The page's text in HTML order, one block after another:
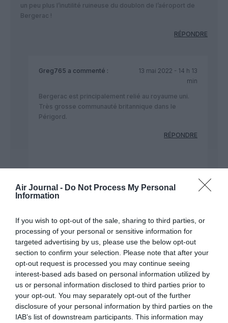
Air Journal - Do Not Process My Personal
Information
If you wish to opt-out of the sale, sharing to third parties, or
processing of your personal or sensitive information for
targeted advertising by us, please use the below opt-out
section to confirm your selection. Please note that after your
opt-out request is processed you may continue seeing
interest-based ads based on personal information utilized by
us or personal information disclosed to third parties prior to
your opt-out. You may separately opt-out of the further
disclosure of your personal information by third parties on the
IAB’s list of downstream participants. This information may
un peu plus l’inutilité ruineuse du doublon de l’aéroport de
Bergerac !
RÉPONDRE
Greg765 a commenté :
13 mai 2022 - 14 h 13
min
Bergerac est principalement relié au royaume uni.
Très grosse communauté britannique dans le
Périgord.
RÉPONDRE
On est pas obligé pour autant de maintenir
raison » ( qui n’en est pas vraiment une). La
« très grosse communauté britannique
pourra tout aussi bien transiter par
Bordeaux à quelques encablures de là !
RÉPONDRE